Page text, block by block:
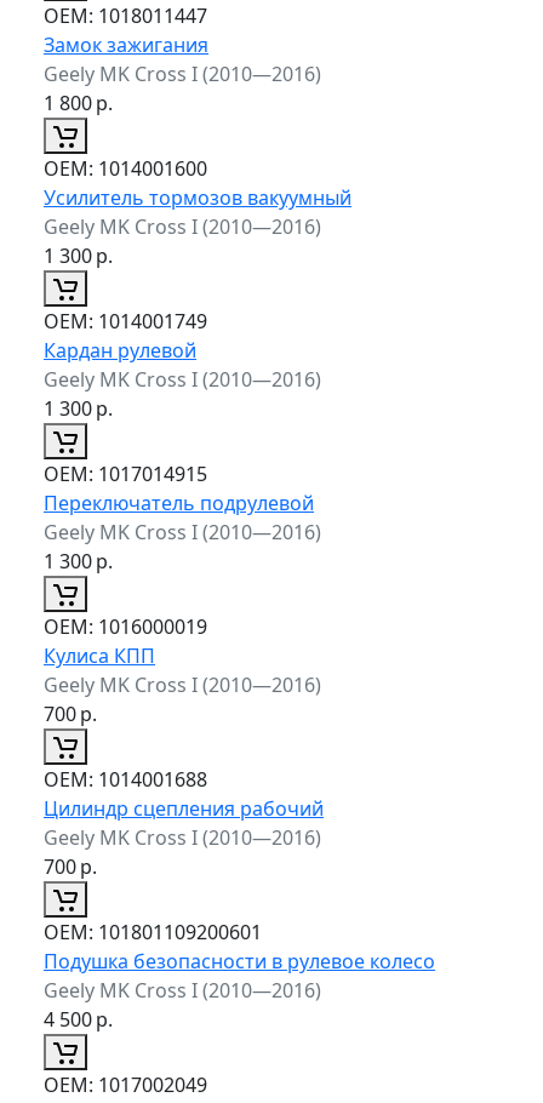
ОЕМ: 1018011447
Замок зажигания
Geely MK Cross I (2010—2016)
1 800р.
ОЕМ: 1014001600
Усилитель тормозов вакуумный
Geely MK Cross I (2010—2016)
1 300р.
ОЕМ: 1014001749
Кардан рулевой
Geely MK Cross I (2010—2016)
1 300р.
ОЕМ: 1017014915
Переключатель подрулевой
Geely MK Cross I (2010—2016)
1 300р.
ОЕМ: 1016000019
Кулиса КПП
Geely MK Cross I (2010—2016)
700р.
ОЕМ: 1014001688
Цилиндр сцепления рабочий
Geely MK Cross I (2010—2016)
700р.
ОЕМ: 101801109200601
Подушка безопасности в рулевое колесо
Geely MK Cross I (2010—2016)
4 500р.
ОЕМ: 1017002049